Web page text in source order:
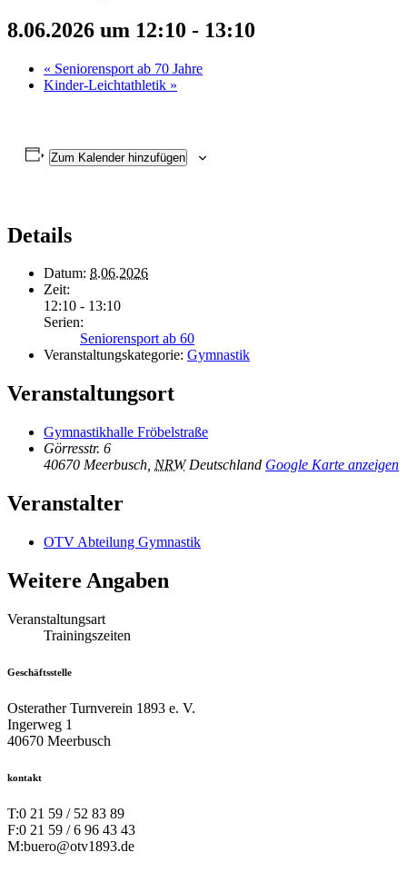
8.06.2026 um 12:10 - 13:10
« Seniorensport ab 70 Jahre
Kinder-Leichtathletik »
Zum Kalender hinzufügen
Details
Datum: 8.06.2026
Zeit:
12:10 - 13:10
Serien:
Seniorensport ab 60
Veranstaltungskategorie: Gymnastik
Veranstaltungsort
Gymnastikhalle Fröbelstraße
Görresstr. 6
40670 Meerbusch NRW Deutschland Google Karte anzeigen
Veranstalter
OTV Abteilung Gymnastik
Weitere Angaben
Veranstaltungsart
Trainingszeiten
Geschäftsstelle
Osterather Turnverein 1893 e. V.
Ingerweg 1
40670 Meerbusch
kontakt
T:0 21 59 / 52 83 89
F:0 21 59 / 6 96 43 43
M:buero@otv1893.de